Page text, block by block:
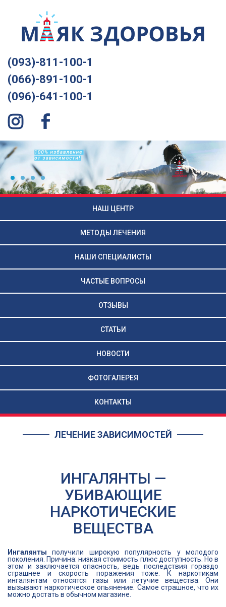
(093)-811-100-1
(066)-891-100-1
(096)-641-100-1
НАШ ЦЕНТР
МЕТОДЫ ЛЕЧЕНИЯ
НАШИ СПЕЦИАЛИСТЫ
ЧАСТЫЕ ВОПРОСЫ
ОТЗЫВЫ
СТАТЬИ
НОВОСТИ
ФОТОГАЛЕРЕЯ
КОНТАКТЫ
ЛЕЧЕНИЕ ЗАВИСИМОСТЕЙ
ИНГАЛЯНТЫ —
УБИВАЮЩИЕ
НАРКОТИЧЕСКИЕ
ВЕЩЕСТВА
Ингалянты получили широкую популярность у молодого
поколения. Причина: низкая стоимость плюс доступность. Но в
этом и заключается опасность, ведь последствия гораздо
страшнее и скорость поражения тоже. К наркотикам
ингалянтам относятся газы или летучие вещества. Они
вызывают наркотическое опьянение. Самое страшное, что их
можно достать в обычном магазине.